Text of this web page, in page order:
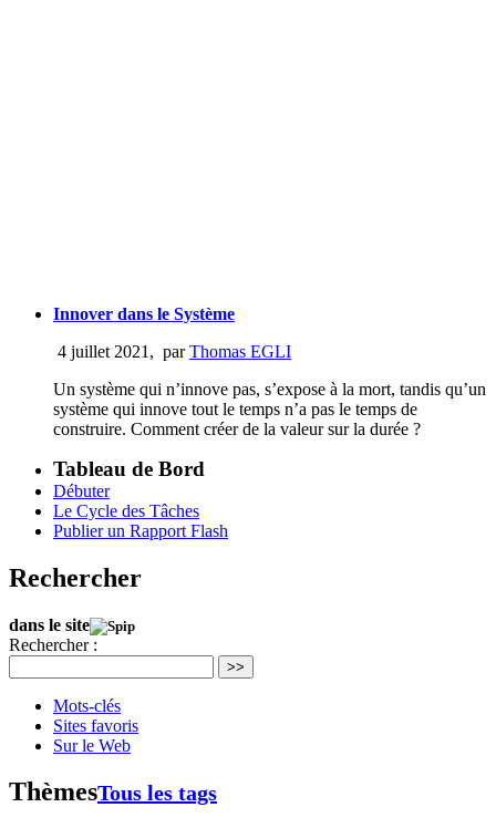
Innover dans le Système
4 juillet 2021 , parThomas EGLI
Un système qui n’innove pas, s’expose à la mort, tandis qu’un
système qui innove tout le temps n’a pas le temps de
construire. Comment créer de la valeur sur la durée ?
Tableau de Bord
Débuter
Le Cycle des Tâches
Publier un Rapport Flash
Rechercher
dans le site
Rechercher :
>>
Mots-clés
Sites favoris
Sur le Web
ThèmesTous les tags